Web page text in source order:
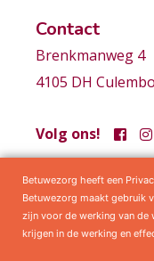
Contact
Brenkmanweg 4
4105 DH
Volg ons!
Samenwerkingen
Betuwezorg heeft een
Betuwezorg maakt gebruik
zijn voor de werking van
krijgen in de werking en